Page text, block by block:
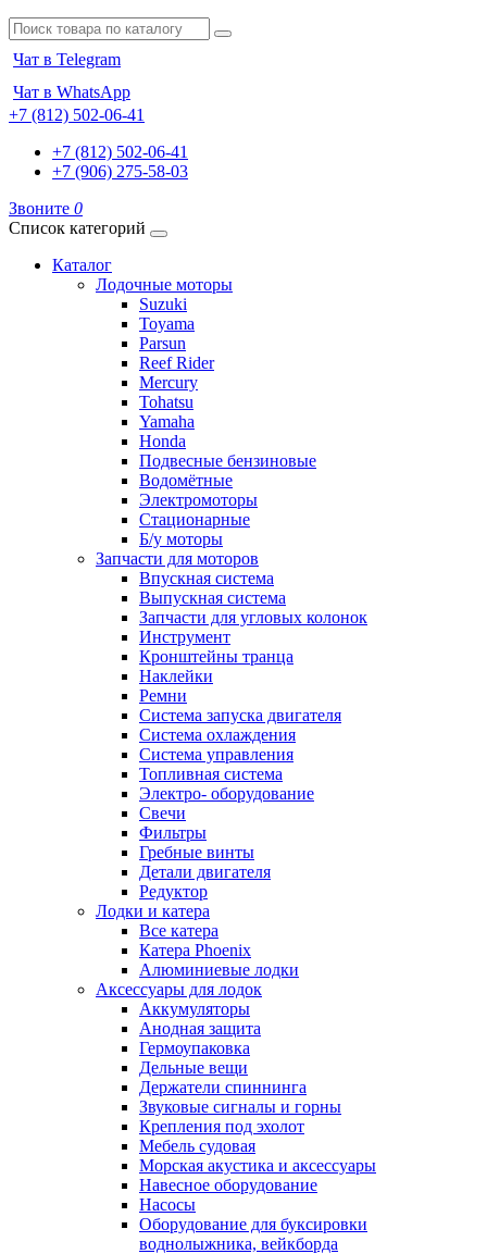
Чат в Telegram
Чат в WhatsApp
+7 (812) 502-06-41
+7 (812) 502-06-41
+7 (906) 275-58-03
Звоните 0
Список категорий
Каталог
Лодочные моторы
Suzuki
Toyama
Parsun
Reef Rider
Mercury
Tohatsu
Yamaha
Honda
Подвесные бензиновые
Водомётные
Электромоторы
Стационарные
Б/у моторы
Запчасти для моторов
Впускная система
Выпускная система
Запчасти для угловых колонок
Инструмент
Кронштейны транца
Наклейки
Ремни
Система запуска двигателя
Система охлаждения
Система управления
Топливная система
Электро- оборудование
Свечи
Фильтры
Гребные винты
Детали двигателя
Редуктор
Лодки и катера
Все катера
Катера Phoenix
Алюминиевые лодки
Аксессуары для лодок
Аккумуляторы
Анодная защита
Гермоупаковка
Дельные вещи
Держатели спиннинга
Звуковые сигналы и горны
Крепления под эхолот
Мебель судовая
Морская акустика и аксессуары
Навесное оборудование
Насосы
Оборудование для буксировки
воднолыжника, вейкборда